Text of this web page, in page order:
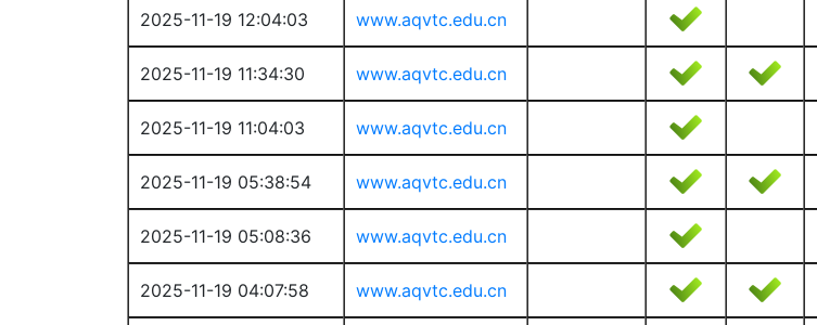
2025-11-19 12:04:03 www.aqvtc.edu.cn
2025-11-19 11:34:30 www.aqvtc.edu.cn
2025-11-19 11:04:03 www.aqvtc.edu.cn
2025-11-19 05:38:54 www.aqvtc.edu.cn
2025-11-19 05:08:36 www.aqvtc.edu.cn
2025-11-19 04:07:58 www.aqvtc.edu.cn